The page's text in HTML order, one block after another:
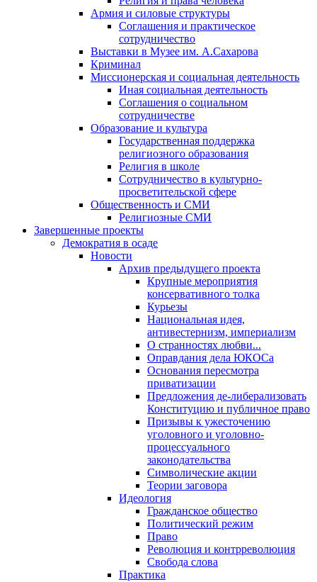
Армия и силовые структуры
Соглашения и практическое
сотрудничество
Выставки в Музее им. А.Сахарова
Криминал
Миссионерская и социальная деятельность
Иная социальная деятельность
Соглашения о социальном
сотрудничестве
Образование и культура
Государственная поддержка
религиозного образования
Религия в школе
Сотрудничество в культурно-
просветительской сфере
Общественность и СМИ
Религиозные СМИ
Завершенные проекты
Демократия в осаде
Новости
Архив предыдущего проекта
Крупные мероприятия
консервативного толка
Курьезы
Национальная идея,
антивестернизм, империализм
О странностях любви...
Оправдания дела ЮКОСа
Основания пересмотра
приватизации
Предложения де-либерализовать
Конституцию и публичное право
Призывы к ужесточению
уголовного и уголовно-
процессуального
законодательства
Символические акции
Теории заговора
Идеология
Гражданское общество
Политический режим
Право
Революция и контрреволюция
Свобода слова
Практика